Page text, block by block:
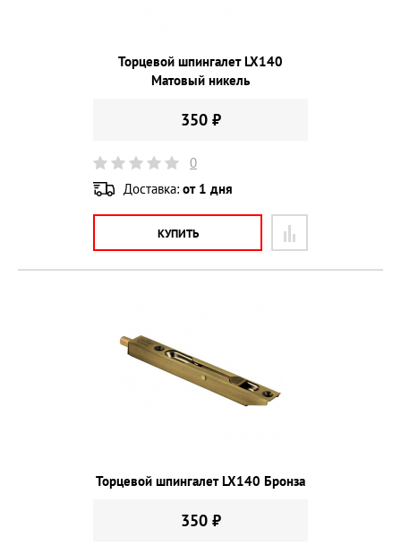
Торцевой шпингалет LX140
Матовый никель
350 ₽
0
Доставка: от 1 дня
КУПИТЬ
Торцевой шпингалет LX140 Бронза
350 ₽